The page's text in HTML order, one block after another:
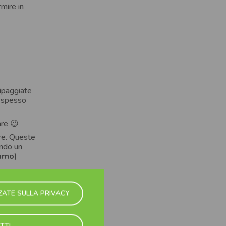
SULLA PRIVACY
in
😉
Queste
un